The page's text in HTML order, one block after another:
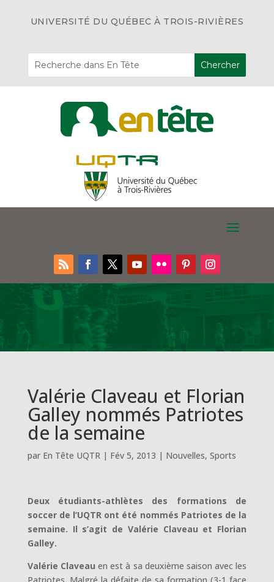
UNIVERSITÉ DU QUÉBEC À TROIS-RIVIÈRES
Valérie Claveau et Florian
Galley nommés Patriotes
de la semaine
par En Tête UQTR| Fév 5, 2013 | Nouvelles, Sports
Deux étudiants-athlètes des formations de
soccer de l’UQTR ont été nommés Patriotes de la
semaine. Il s’agit de Valérie Claveau et Florian
Galley.
Valérie Claveauen est à sa deuxième saison avec les